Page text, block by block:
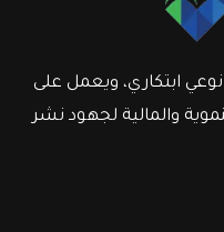
ابتكاري، ويعمل على
والمالية لجهود نشر